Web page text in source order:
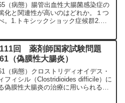
（病態）腸管出血性大腸菌感染症の
化と関連性が高いのはどれか。１つ
。1.トキシックショック症候群2.溶
1.「×」トキシックショック症候群：
ウ...回 薬剤師国家試験問題
（偽膜性大腸炎）
（病態）クロストリディオイデス・
フィシル（Clostridioides difficile）に
偽膜性大腸炎の治療に用いられるの